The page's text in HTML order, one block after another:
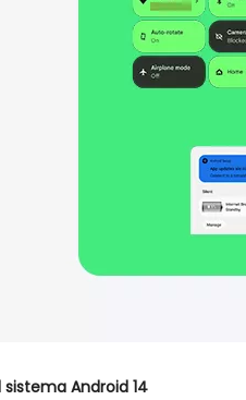
sistema Android 14